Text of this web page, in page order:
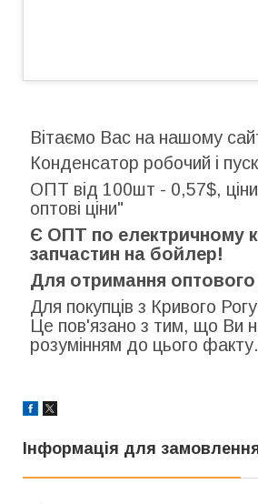
Вітаємо Вас на нашому
Конденсатор робочий і
ОПТ від 100шт - 0,57$,
оптові ціни"
Є ОПТ по електричному
запчастин на бойлер!
Для отримання
Для покупців з Кривого
Це пов'язано з тим, що Ви
розумінням до цього факту.
Інформація для